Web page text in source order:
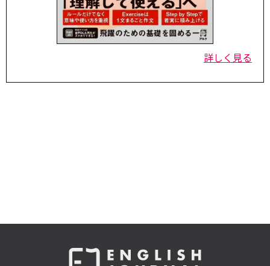
詳しく見る